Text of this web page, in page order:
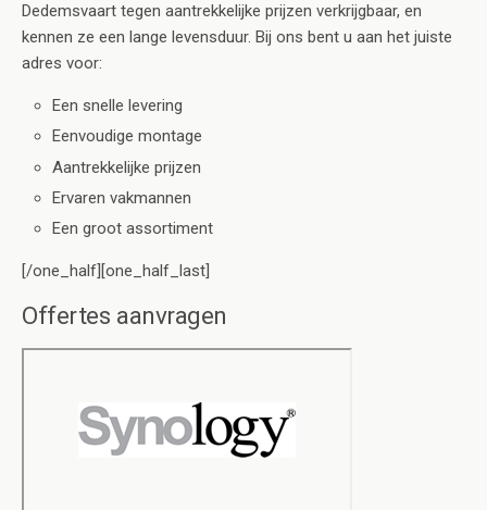
Dedemsvaart tegen aantrekkelijke prijzen verkrijgbaar, en
kennen ze een lange levensduur. Bij ons bent u aan het juiste
adres voor:
Een snelle levering
Eenvoudige montage
Aantrekkelijke prijzen
Ervaren vakmannen
Een groot assortiment
[/one_half][one_half_last]
Offertes aanvragen